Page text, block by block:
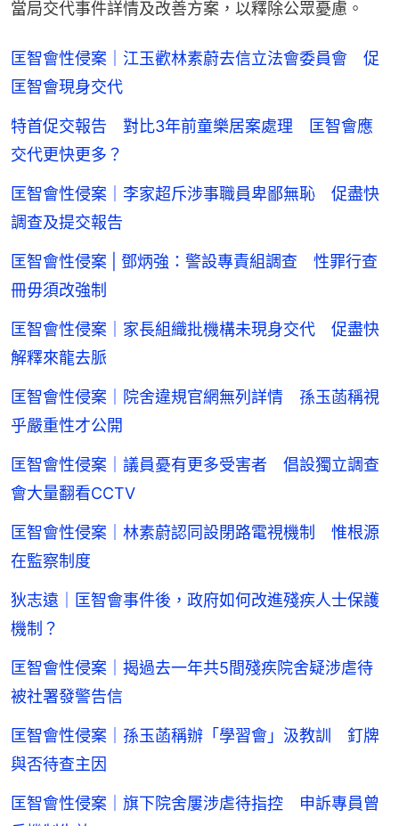
當局交代事件詳情及改善方案，以釋除公眾憂慮。
匡智會性侵案｜江玉歡林素蔚去信立法會委員會 促
匡智會現身交代
特首促交報告 對比3年前童樂居案處理 匡智會應
交代更快更多？
匡智會性侵案｜李家超斥涉事職員卑鄙無恥 促盡快
調查及提交報告
匡智會性侵案 | 鄧炳強：警設專責組調查 性罪行查
冊毋須改強制
匡智會性侵案｜家長組織批機構未現身交代 促盡快
解釋來龍去脈
匡智會性侵案｜院舍違規官網無列詳情 孫玉菡稱視
乎嚴重性才公開
匡智會性侵案｜議員憂有更多受害者 倡設獨立調查
會大量翻看CCTV
匡智會性侵案｜林素蔚認同設閉路電視機制 惟根源
在監察制度
狄志遠｜匡智會事件後，政府如何改進殘疾人士保護
機制？
匡智會性侵案｜揭過去一年共5間殘疾院舍疑涉虐待
被社署發警告信
匡智會性侵案｜孫玉菡稱辦「學習會」汲教訓 釘牌
與否待查主因
匡智會性侵案｜旗下院舍屢涉虐待指控 申訴專員曾